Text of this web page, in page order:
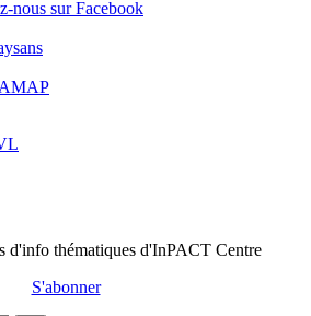
nous sur Facebook
AMAP
d'info thématiques d'InPACT Centre
S'abonner